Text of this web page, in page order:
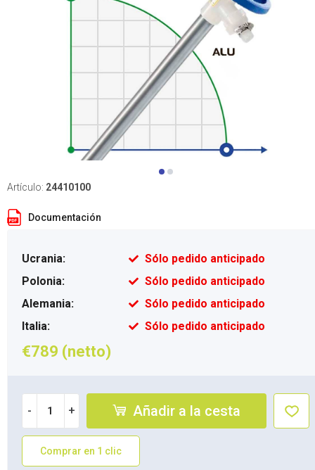
Artículo: 24410100
Documentación
Ucrania:
Sólo pedido anticipado
Polonia:
Sólo pedido anticipado
Alemania:
Sólo pedido anticipado
Italia:
Sólo pedido anticipado
€789 (netto)
- + Añadir a la cesta
Comprar en 1 clic